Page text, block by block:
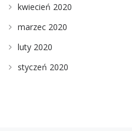
kwiecień 2020
marzec 2020
luty 2020
styczeń 2020